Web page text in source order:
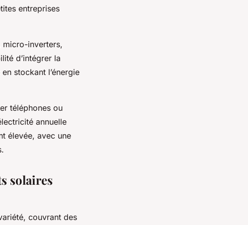
entreprises
micro-inverters,
d’intégrer la
stockant l’énergie
téléphones ou
annuelle
élevée, avec une
solaires
couvrant des